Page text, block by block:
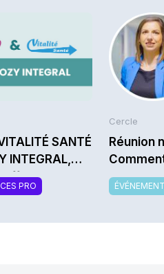
SANTÉ
INTEGRAL,
de
santé
PRO
Cercle
Réunion
marque
ÉVÉNEMENT